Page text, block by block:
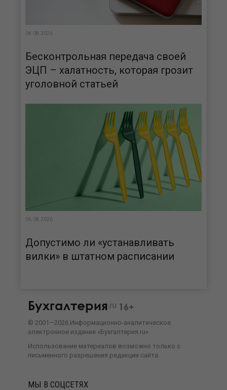
04.08.2026
Бесконтрольная передача своей
ЭЦП – халатность, которая грозит
уголовной статьей
06.08.2026
Допустимо ли «устанавливать
вилки» в штатном расписании
Бухгалтерия ru 16+
© 2001—2026 Информационно-аналитическое
электронное издание «Бухгалтерия.ru»
Использование материалов возможно только с
письменного разрешения редакции сайта
МЫ В СОЦСЕТЯХ